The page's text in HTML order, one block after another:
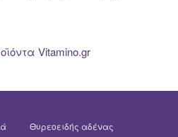
Vitamino.gr
Θυρεοειδής αδένας